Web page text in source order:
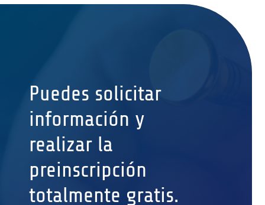
Puedes solicitar
información y
realizar la
preinscripción
totalmente gratis.